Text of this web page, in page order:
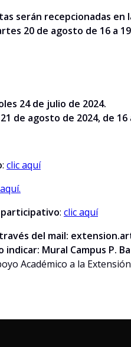
serán recepcionadas en
20 de agosto de 16 a
24 de julio de 2024.
21 de agosto de 2024, de
: clic aquí
: clic aquí
del mail:
indicar: Mural Campus P.
Académico a la